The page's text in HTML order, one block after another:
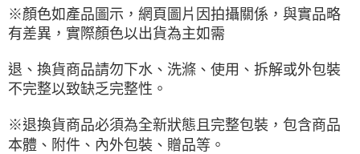
※顏色如產品圖示，網頁圖片因拍攝關係，與實品略
有差異，實際顏色以出貨為主如需
退、換貨商品請勿下水、洗滌、使用、拆解或外包裝
不完整以致缺乏完整性。
※退換貨商品必須為全新狀態且完整包裝，包含商品
本體、附件、內外包裝、贈品等。